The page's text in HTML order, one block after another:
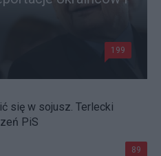
199
się w sojusz. Terlecki
PiS
89